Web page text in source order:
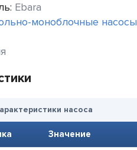
Ebara
моноблочные насосы
насоса
Значение